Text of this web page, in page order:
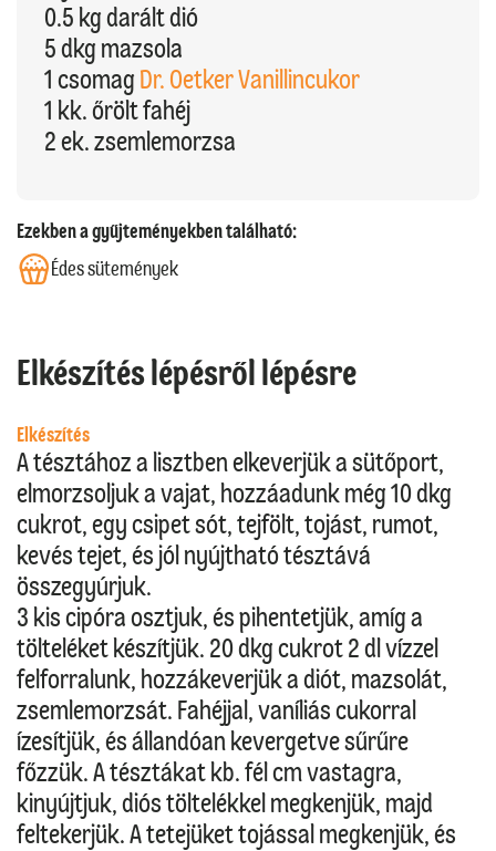
0.5 kg darált dió
5 dkg mazsola
1 csomag Dr. Oetker Vanillincukor
1 kk. őrölt fahéj
2 ek. zsemlemorzsa
Ezekben a gyűjteményekben található:
Édes sütemények
Elkészítés lépésről lépésre
Elkészítés
A tésztához a lisztben elkeverjük a sütőport,
elmorzsoljuk a vajat, hozzáadunk még 10 dkg
cukrot, egy csipet sót, tejfölt, tojást, rumot,
kevés tejet, és jól nyújtható tésztává
összegyúrjuk.
3 kis cipóra osztjuk, és pihentetjük, amíg a
tölteléket készítjük. 20 dkg cukrot 2 dl vízzel
felforralunk, hozzákeverjük a diót, mazsolát,
zsemlemorzsát. Fahéjjal, vaníliás cukorral
ízesítjük, és állandóan kevergetve sűrűre
főzzük. A tésztákat kb. fél cm vastagra,
kinyújtjuk, diós töltelékkel megkenjük, majd
feltekerjük. A tetejüket tojással megkenjük, és